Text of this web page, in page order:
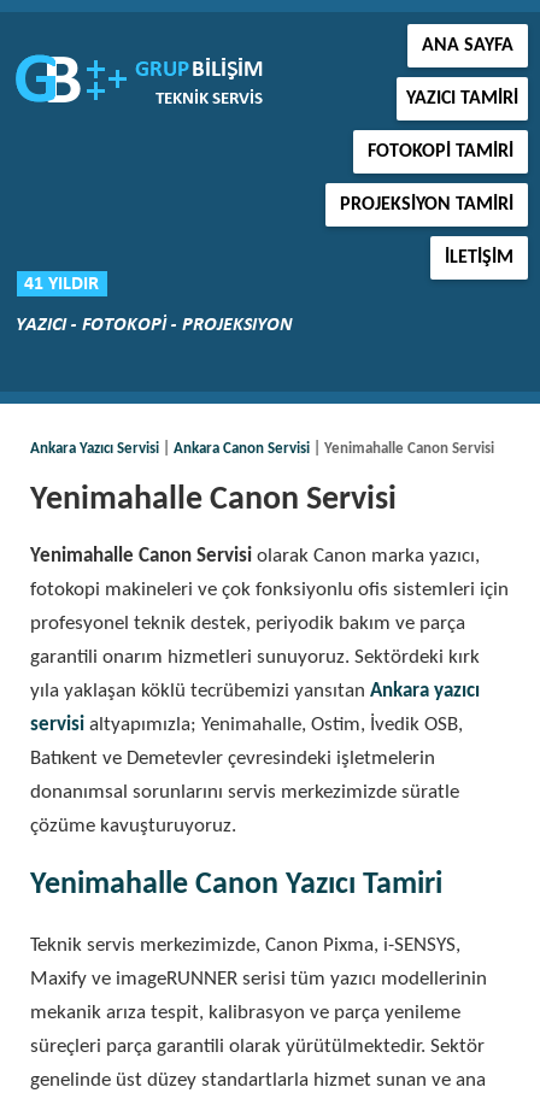
ANA SAYFA
YAZICI TAMIRI
FOTOKOPI TAMIRI
PROJEKSIYON TAMIRI
İLETIŞIM
Ankara Yazıcı Servisi Ankara Canon Servisi | Yenimahalle Canon Servisi
Yenimahalle Canon Servisi
Yenimahalle Canon Servisi olarak Canon marka yazıcı,
fotokopi makineleri ve çok fonksiyonlu ofis sistemleri için
profesyonel teknik destek, periyodik bakım ve parça
garantili onarım hizmetleri sunuyoruz. Sektördeki kırk
yıla yaklaşan köklü tecrübemizi yansıtan Ankara yazıcı
servisi altyapımızla; Yenimahalle, Ostim, İvedik OSB,
Batıkent ve Demetevler çevresindeki işletmelerin
donanımsal sorunlarını servis merkezimizde süratle
çözüme kavuşturuyoruz.
Yenimahalle Canon Yazıcı Tamiri
Teknik servis merkezimizde, Canon Pixma, i-SENSYS,
Maxify ve imageRUNNER serisi tüm yazıcı modellerinin
mekanik arıza tespit, kalibrasyon ve parça yenileme
süreçleri parça garantili olarak yürütülmektedir. Sektör
genelinde üst düzey standartlarla hizmet sunan ve ana